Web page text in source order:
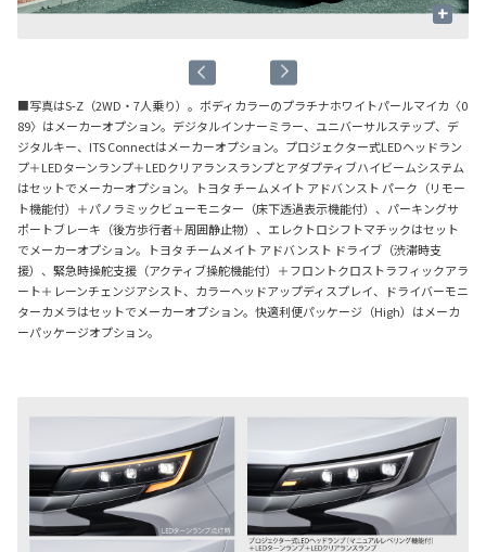
+
■写真はS-Z（2WD・7人乗り）。ボディカラーのプラチナホワイトパールマイカ〈0
89〉はメーカーオプション。デジタルインナーミラー、ユニバーサルステップ、デ
ジタルキー、ITS Connectはメーカーオプション。プロジェクター式LEDヘッドラン
プ＋LEDターンランプ＋LEDクリアランスランプとアダプティブハイビームシステム
はセットでメーカーオプション。トヨタ チームメイト アドバンスト パーク（リモー
ト機能付）＋パノラミックビューモニター（床下透過表示機能付）、パーキングサ
ポートブレーキ（後方歩行者＋周囲静止物）、エレクトロシフトマチックはセット
でメーカーオプション。トヨタ チームメイト アドバンスト ドライブ（渋滞時支
援）、緊急時操舵支援（アクティブ操舵機能付）＋フロントクロストラフィックアラ
ート＋レーンチェンジアシスト、カラーヘッドアップディスプレイ、ドライバーモニ
ターカメラはセットでメーカーオプション。快適利便パッケージ（High）はメーカ
ーパッケージオプション。